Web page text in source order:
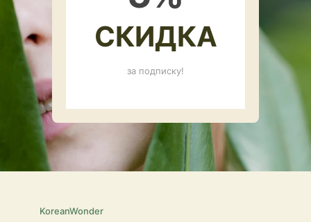
СКИДКА
за подписку!
KoreanWonder